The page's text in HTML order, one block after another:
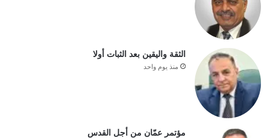
الثقة واليقين بعد الثبات أولا
منذ يوم واحد
مؤتمر عمّان من أجل القدس